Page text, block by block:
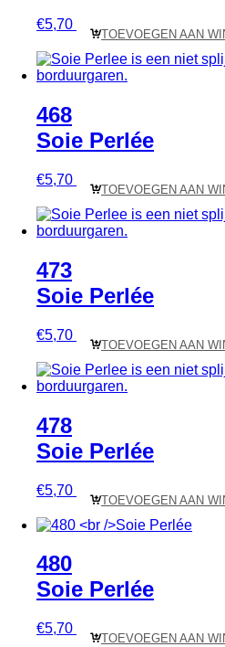
€5,70
TOEVOEGEN AAN
468
Soie Perlée
€5,70
TOEVOEGEN AAN
473
Soie Perlée
€5,70
TOEVOEGEN AAN
478
Soie Perlée
€5,70
TOEVOEGEN AAN
480
Soie Perlée
€5,70
TOEVOEGEN AAN